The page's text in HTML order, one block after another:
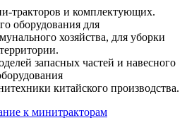
тракторов и комплектующих.
оборудования для
хозяйства, для уборки
территории.
запасных частей и навесного
китайского производства.
к минитракторам